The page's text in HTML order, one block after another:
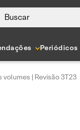
Buscar
Periódicos
| Revisão 3T23